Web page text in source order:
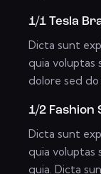
1/1 Tesla
Dicta sunt
quia
dolore sed do
1/2 Fashion
Dicta sunt
quia
quia. Dicta